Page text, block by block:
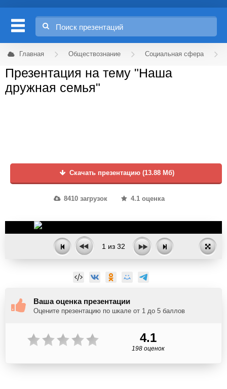
Главная Обществознание Социальная сфера
Презентация на тему "Наша
дружная семья"
Скачать презентацию (13.88 Мб)
8410 загрузок 4.1 оценка
1 из 32
Ваша оценка презентации
Оцените презентацию по шкале от 1 до 5 баллов
4.1
198 оценок